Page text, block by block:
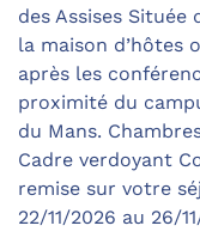
des Assises
la maison d’hôtes
après les
proximité du
du Mans.
Cadre verdoyant
remise sur votre
22/11/2026 au 26/